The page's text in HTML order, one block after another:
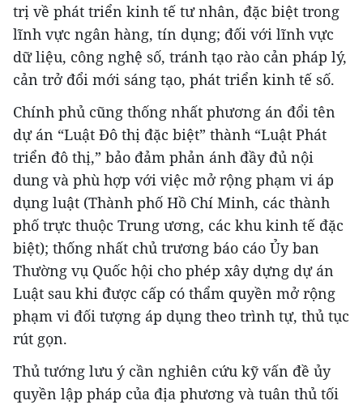
trị về phát triển kinh tế tư nhân, đặc biệt trong
lĩnh vực ngân hàng, tín dụng; đối với lĩnh vực
dữ liệu, công nghệ số, tránh tạo rào cản pháp lý,
cản trở đổi mới sáng tạo, phát triển kinh tế số.
Chính phủ cũng thống nhất phương án đổi tên
dự án “Luật Đô thị đặc biệt” thành “Luật Phát
triển đô thị,” bảo đảm phản ánh đầy đủ nội
dung và phù hợp với việc mở rộng phạm vi áp
dụng luật (Thành phố Hồ Chí Minh, các thành
phố trực thuộc Trung ương, các khu kinh tế đặc
biệt); thống nhất chủ trương báo cáo Ủy ban
Thường vụ Quốc hội cho phép xây dựng dự án
Luật sau khi được cấp có thẩm quyền mở rộng
phạm vi đối tượng áp dụng theo trình tự, thủ tục
rút gọn.
Thủ tướng lưu ý cần nghiên cứu kỹ vấn đề ủy
quyền lập pháp của địa phương và tuân thủ tối